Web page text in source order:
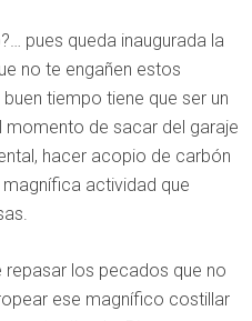
pues queda inaugurada la
no te engañen estos
tiempo tiene que ser un
momento de sacar del garaje
hacer acopio de carbón
actividad que
repasar los pecados que no
ese magnífico costillar